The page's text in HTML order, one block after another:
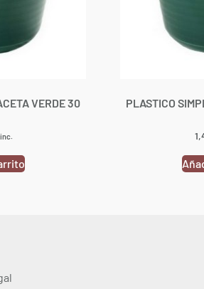
VERDE 30
PLASTICO